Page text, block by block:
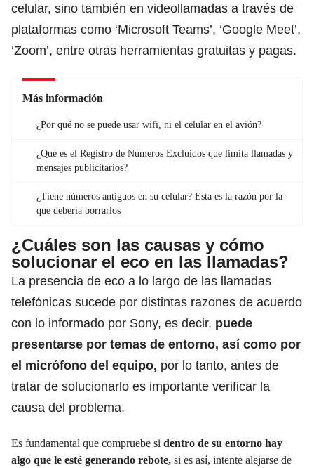
celular, sino también en videollamadas a través de
plataformas como ‘Microsoft Teams’, ‘Google Meet’,
‘Zoom’, entre otras herramientas gratuitas y pagas.
Más información
¿Por qué no se puede usar wifi, ni el celular en el avión?
¿Qué es el Registro de Números Excluidos que limita llamadas y
mensajes publicitarios?
¿Tiene números antiguos en su celular? Esta es la razón por la
que debería borrarlos
¿Cuáles son las causas y cómo
solucionar el eco en las llamadas?
La presencia de eco a lo largo de las llamadas
telefónicas sucede por distintas razones de acuerdo
con lo informado por Sony, es decir, puede
presentarse por temas de entorno, así como por
el micrófono del equipo, por lo tanto, antes de
tratar de solucionarlo es importante verificar la
causa del problema.
Es fundamental que compruebe si dentro de su entorno hay
algo que le esté generando rebote, si es así, intente alejarse de